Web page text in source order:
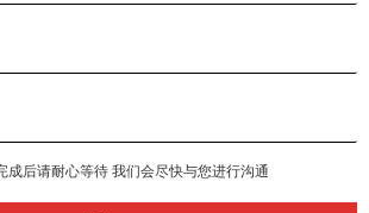
成后请耐心等待 我们会尽快与您进行沟通